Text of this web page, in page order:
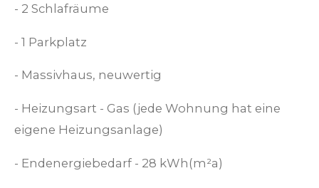
- 2 Schlafräume
- 1 Parkplatz
- Massivhaus, neuwertig
- Heizungsart - Gas (jede Wohnung hat eine
eigene Heizungsanlage)
- Endenergiebedarf - 28 kWh(m²a)